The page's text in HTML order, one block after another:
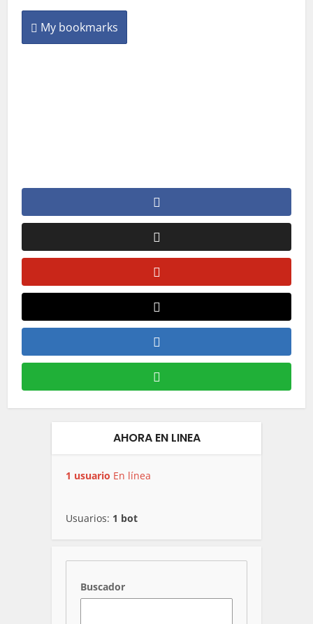
My bookmarks
AHORA EN LINEA
1 usuario En línea
Usuarios: 1 bot
Buscador